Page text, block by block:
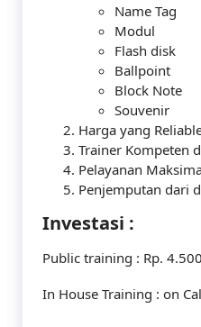
Name Tag
Modul
Flash disk
Ballpoint
Block Note
Souvenir
Harga yang
Trainer Kompeten
Pelayanan
Penjemputan dari
Investasi :
Public training : Rp.
In House Training : on